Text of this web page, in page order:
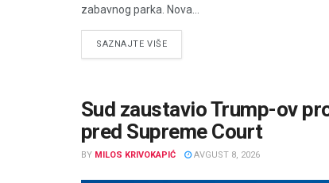
zabavnog parka. Nova...
SAZNAJTE VIŠEDETAILS
Sud zaustavio Trump-ov
pred Supreme Court
BY MILOS KRIVOKAPIĆ AVGUST 8, 2026